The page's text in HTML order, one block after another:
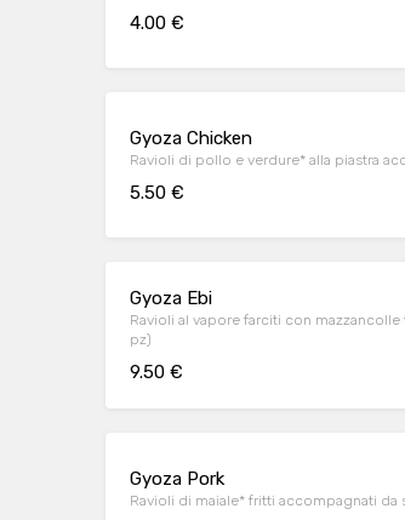
4.00 €
Gyoza Chicken
Ravioli di pollo e verdure* alla piastra
5.50 €
Gyoza Ebi
Ravioli al vapore farciti con
pz)
9.50 €
Gyoza Pork
Ravioli di maiale* fritti accompagnati da